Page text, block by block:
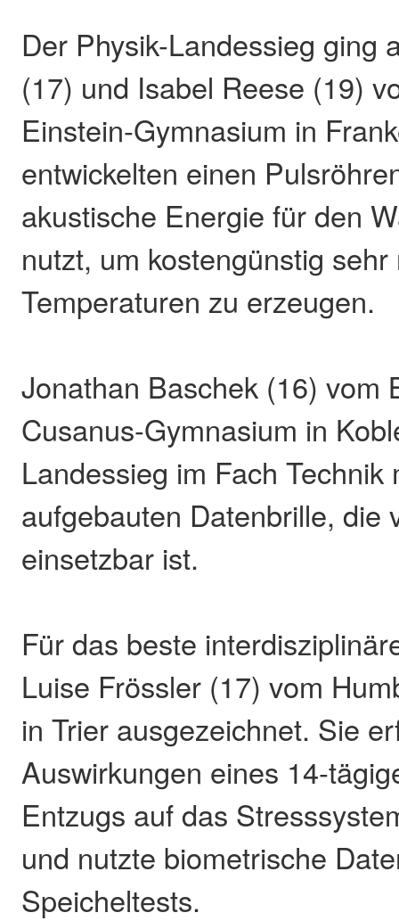
Der Physik-Landessieg ging
(17) und Isabel Reese (19)
Einstein-Gymnasium in
entwickelten einen
akustische Energie für den
nutzt, um kostengünstig
Temperaturen zu erzeugen.
Jonathan Baschek (16) vom
Cusanus-Gymnasium in
Landessieg im Fach
aufgebauten Datenbrille, die
einsetzbar ist.
Für das beste
Luise Frössler (17) vom
in Trier ausgezeichnet. Sie
Auswirkungen eines 14-
Entzugs auf das
und nutzte biometrische
Speicheltests.